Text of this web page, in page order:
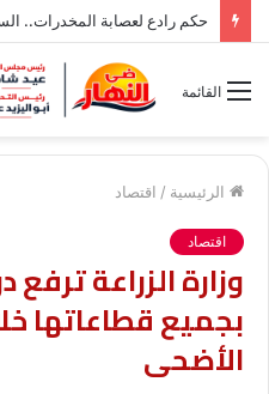
القائمة
الرئيسية / اقتصاد
اقتصاد
وزارة الزراعة ترفع
بجميع قطاعاتها
الأضحى